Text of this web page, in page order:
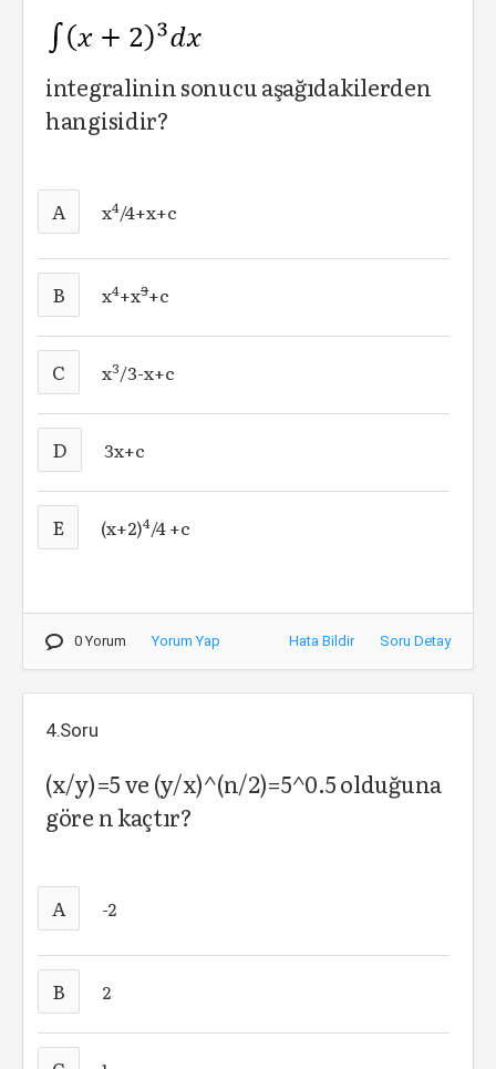
integralinin sonucu aşağıdakilerden
hangisidir?
A x4/4+x+c
B x4+x3+c
C x3/3-x+c
D 3x+c
E (x+2)4/4 +c
0 Yorum Yorum Yap Hata Bildir Soru Detay
4.Soru
(x/y)=5 ve (y/x)^(n/2)=5^0.5 olduğuna
göre n kaçtır?
A -2
B 2